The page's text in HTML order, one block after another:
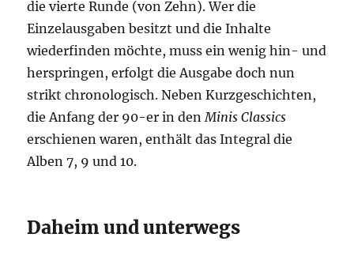
die vierte Runde (von Zehn). Wer die
Einzelausgaben besitzt und die Inhalte
wiederfinden möchte, muss ein wenig hin- und
herspringen, erfolgt die Ausgabe doch nun
strikt chronologisch. Neben Kurzgeschichten,
die Anfang der 90-er in den Minis Classics
erschienen waren, enthält das Integral die
Alben 7, 9 und 10.
Daheim und unterwegs